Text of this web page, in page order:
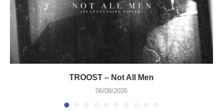
TROOST – Not All Men
06/08/2026